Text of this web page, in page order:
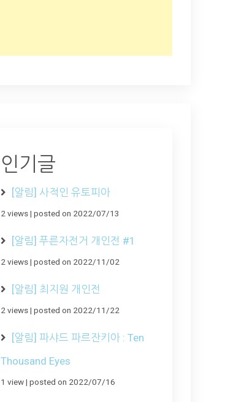
인기글
[알림] 사적인 유토피아
2 views| posted on 2022/07/13
[알림] 푸른자전거 개인전 #1
2 views| posted on 2022/11/02
[알림] 최지원 개인전
2 views| posted on 2022/11/22
[알림] 파샤드 파르잔키아 : Ten
Thousand Eyes
1 view| posted on 2022/07/16